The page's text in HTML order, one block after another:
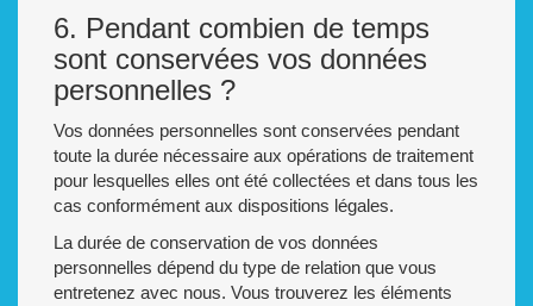
6. Pendant combien de temps
sont conservées vos données
personnelles ?
Vos données personnelles sont conservées pendant
toute la durée nécessaire aux opérations de traitement
pour lesquelles elles ont été collectées et dans tous les
cas conformément aux dispositions légales.
La durée de conservation de vos données
personnelles dépend du type de relation que vous
entretenez avec nous. Vous trouverez les éléments